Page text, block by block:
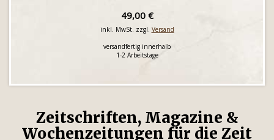
49,00 €
inkl. MwSt. zzgl. Versand
versandfertig innerhalb
1-2 Arbeitstage
Zeitschriften, Magazine &
Wochenzeitungen für die Zeit